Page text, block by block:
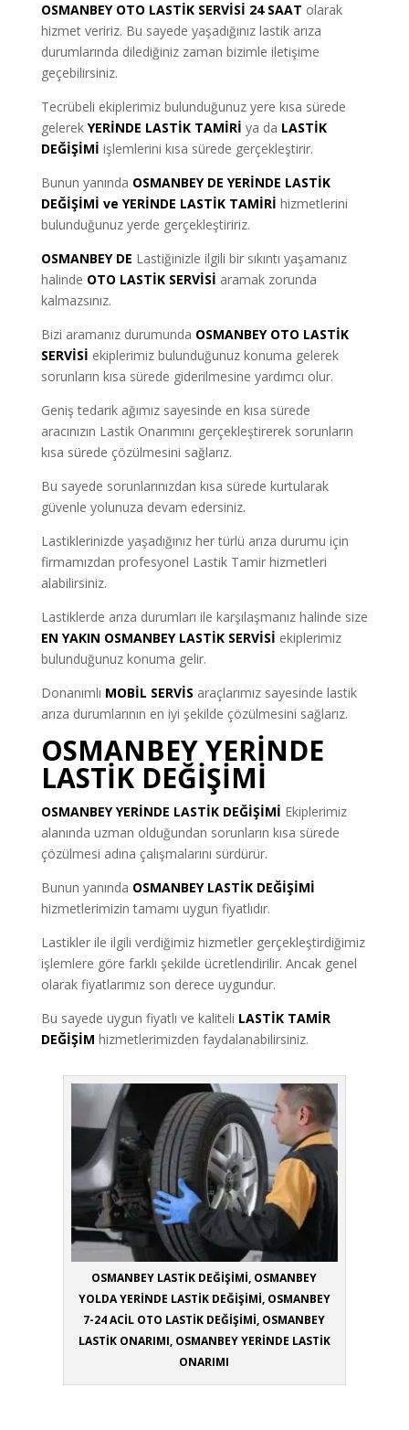
OSMANBEY OTO LASTİK SERVİSİ 24 SAAT olarak
hizmet veririz. Bu sayede yaşadığınız lastik arıza
durumlarında dilediğiniz zaman bizimle iletişime
geçebilirsiniz.
Tecrübeli ekiplerimiz bulunduğunuz yere kısa sürede
gelerek YERİNDE LASTİK TAMİRİ ya da LASTİK
DEĞİŞİMİ işlemlerini kısa sürede gerçekleştirir.
Bunun yanında OSMANBEY DE YERİNDE LASTİK
DEĞİŞİMİ ve YERİNDE LASTİK TAMİRİ hizmetlerini
bulunduğunuz yerde gerçekleştiririz.
OSMANBEY DE Lastiğinizle ilgili bir sıkıntı yaşamanız
halinde OTO LASTİK SERVİSİ aramak zorunda
kalmazsınız.
Bizi aramanız durumunda OSMANBEY OTO LASTİK
SERVİSİ ekiplerimiz bulunduğunuz konuma gelerek
sorunların kısa sürede giderilmesine yardımcı olur.
Geniş tedarik ağımız sayesinde en kısa sürede
aracınızın Lastik Onarımını gerçekleştirerek sorunların
kısa sürede çözülmesini sağlarız.
Bu sayede sorunlarınızdan kısa sürede kurtularak
güvenle yolunuza devam edersiniz.
Lastiklerinizde yaşadığınız her türlü arıza durumu için
firmamızdan profesyonel Lastik Tamir hizmetleri
alabilirsiniz.
Lastiklerde arıza durumları ile karşılaşmanız halinde size
EN YAKIN OSMANBEY LASTİK SERVİSİ ekiplerimiz
bulunduğunuz konuma gelir.
Donanımlı MOBİL SERVİS araçlarımız sayesinde lastik
arıza durumlarının en iyi şekilde çözülmesini sağlarız.
OSMANBEY YERİNDE
LASTİK DEĞİŞİMİ
OSMANBEY YERİNDE LASTİK DEĞİŞİMİ Ekiplerimiz
alanında uzman olduğundan sorunların kısa sürede
çözülmesi adına çalışmalarını sürdürür.
Bunun yanında OSMANBEY LASTİK DEĞİŞİMİ
hizmetlerimizin tamamı uygun fiyatlıdır.
Lastikler ile ilgili verdiğimiz hizmetler gerçekleştirdiğimiz
işlemlere göre farklı şekilde ücretlendirilir. Ancak genel
olarak fiyatlarımız son derece uygundur.
Bu sayede uygun fiyatlı ve kaliteli LASTİK TAMİR
DEĞİŞİM hizmetlerimizden faydalanabilirsiniz.
OSMANBEY LASTİK DEĞİŞİMİ, OSMANBEY
YOLDA YERİNDE LASTİK DEĞİŞİMİ, OSMANBEY
7-24 ACİL OTO LASTİK DEĞİŞİMİ, OSMANBEY
LASTİK ONARIMI, OSMANBEY YERİNDE LASTİK
ONARIMI